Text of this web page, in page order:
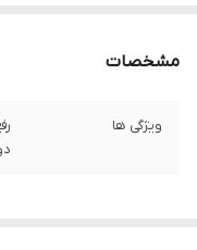
مشخصات
ویژگی ها